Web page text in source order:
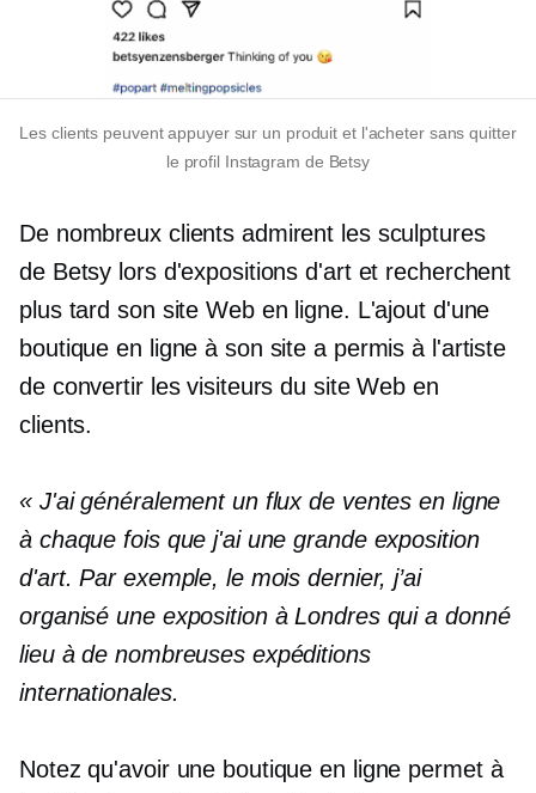
Les clients peuvent appuyer sur un produit et l'acheter sans quitter
le profil Instagram de Betsy
De nombreux clients admirent les sculptures
de Betsy lors d'expositions d'art et recherchent
plus tard son site Web en ligne. L'ajout d'une
boutique en ligne à son site a permis à l'artiste
de convertir les visiteurs du site Web en
clients.
« J'ai généralement un flux de ventes en ligne
à chaque fois que j'ai une grande exposition
d'art. Par exemple, le mois dernier, j’ai
organisé une exposition à Londres qui a donné
lieu à de nombreuses expéditions
internationales.
Notez qu'avoir une boutique en ligne permet à